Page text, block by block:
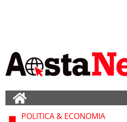
POLITICA & ECONOMIA